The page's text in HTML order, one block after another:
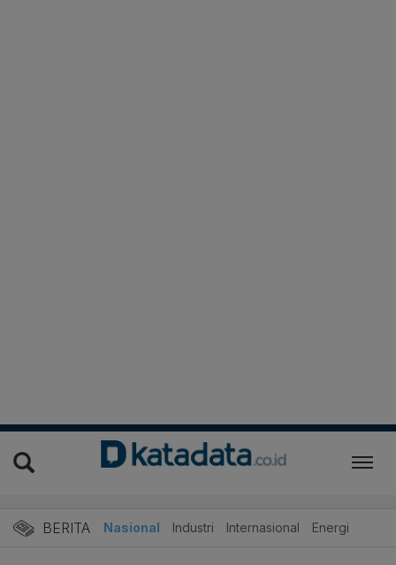
BERITA Nasional Industri Internasional Energi